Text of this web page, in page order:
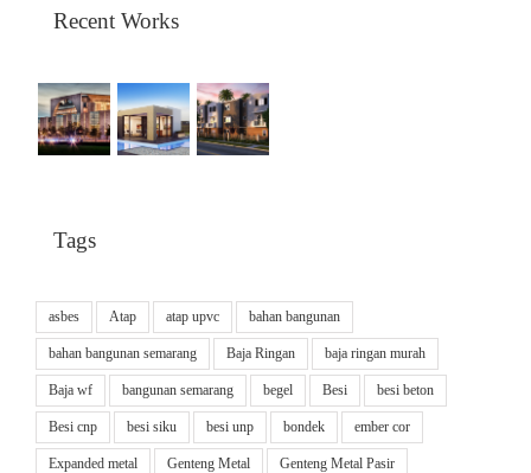
Recent Works
Tags
asbes Atap atap upvc bahan bangunan
bahan bangunan semarang Baja Ringan baja ringan murah
Baja wf bangunan semarang begel Besi besi beton
Besi cnp besi siku besi unp bondek ember cor
Expanded metal Genteng Metal Genteng Metal Pasir